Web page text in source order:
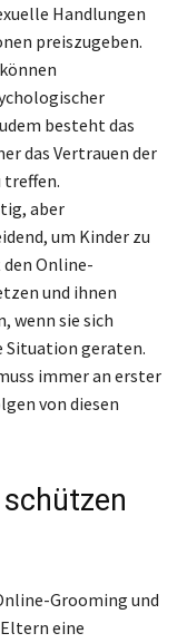
Handlungen
preiszugeben.
besteht das
das Vertrauen der
treffen.
aber
um Kinder zu
Online-
und ihnen
wenn sie sich
Situation geraten.
immer an erster
von diesen
Grooming und
eine